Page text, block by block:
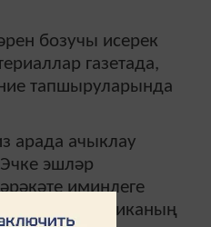
бозучы исерек
газетада,
тапшыруларында
арада ачыклау
эшләр
иминлеге
республиканың